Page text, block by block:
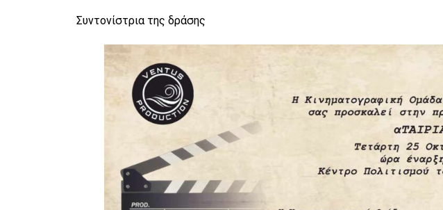
Συντονίστρια της δράσης